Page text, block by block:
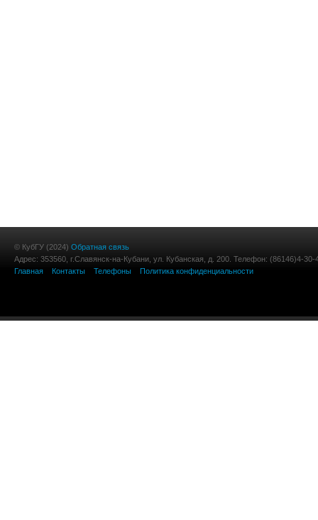
© КубГУ (2024) Обратная связь
Адрес: 353560, г.Славянск-на-Кубани, ул. Кубанская, д. 200. Телефон: (86146)4-30-
Главная
Контакты Телефоны Политика конфиденциальности